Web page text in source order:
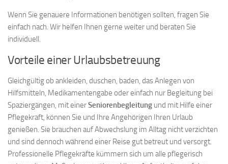
Wenn Sie genauere Informationen benötigen sollten, fragen Sie
einfach nach. Wir helfen Ihnen gerne weiter und beraten Sie
individuell.
Vorteile einer Urlaubsbetreuung
Gleichgültig ob ankleiden, duschen, baden, das Anlegen von
Hilfsmitteln, Medikamentengabe oder einfach nur Begleitung bei
Spaziergängen, mit einerSeniorenbegleitung und mit Hilfe einer
Pflegekraft, können Sie und Ihre Angehörigen Ihren Urlaub
genießen. Sie brauchen auf Abwechslung im Alltag nicht verzichten
und sind dennoch während einer Reise gut betreut und versorgt.
Professionelle Pflegekräfte kümmern sich um alle pflegerisch